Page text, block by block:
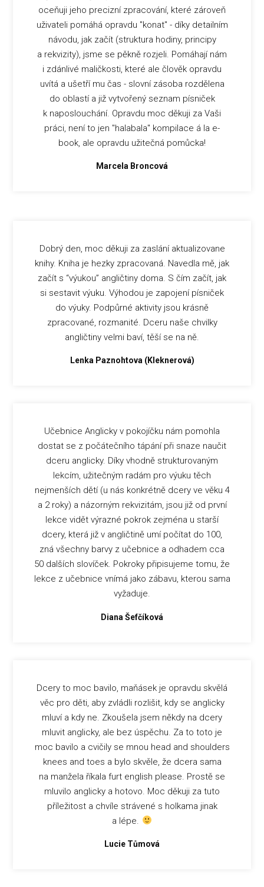
oceňuji jeho precizní zpracování, které zároveň
uživateli pomáhá opravdu "konat" - díky detailním
návodu, jak začít (struktura hodiny, principy
a rekvizity), jsme se pěkně rozjeli. Pomáhají nám
i zdánlivé maličkosti, které ale člověk opravdu
uvítá a ušetří mu čas - slovní zásoba rozdělena
do oblastí a již vytvořený seznam písniček
k naposlouchání. Opravdu moc děkuji za Vaši
práci, není to jen "halabala" kompilace á la e-
book, ale opravdu užitečná pomůcka!
Marcela Broncová
Dobrý den, moc děkuji za zaslání aktualizovane
knihy. Kniha je hezky zpracovaná. Navedla mě, jak
začít s “výukou” angličtiny doma. S čím začít, jak
si sestavit výuku. Výhodou je zapojení písniček
do výuky. Podpůrné aktivity jsou krásně
zpracované, rozmanité. Dceru naše chvilky
angličtiny velmi baví, těší se na ně.
Lenka Paznohtova (Kleknerová)
Učebnice Anglicky v pokojíčku nám pomohla
dostat se z počátečního tápání při snaze naučit
dceru anglicky. Díky vhodně strukturovaným
lekcím, užitečným radám pro výuku těch
nejmenších dětí (u nás konkrétně dcery ve věku 4
a 2 roky) a názorným rekvizitám, jsou již od první
lekce vidět výrazné pokrok zejména u starší
dcery, která již v angličtině umí počítat do 100,
zná všechny barvy z učebnice a odhadem cca
50 dalších slovíček. Pokroky připisujeme tomu, že
lekce z učebnice vnímá jako zábavu, kterou sama
vyžaduje.
Diana Šefčíková
Dcery to moc bavilo, maňásek je opravdu skvělá
věc pro děti, aby zvládli rozlišit, kdy se anglicky
mluví a kdy ne. Zkoušela jsem někdy na dcery
mluvit anglicky, ale bez úspěchu. Za to toto je
moc bavilo a cvičily se mnou head and shoulders
knees and toes a bylo skvěle, že dcera sama
na manžela říkala furt english please. Prostě se
mluvilo anglicky a hotovo. Moc děkuji za tuto
příležitost a chvíle strávené s holkama jinak
a lépe.
Lucie Tůmová